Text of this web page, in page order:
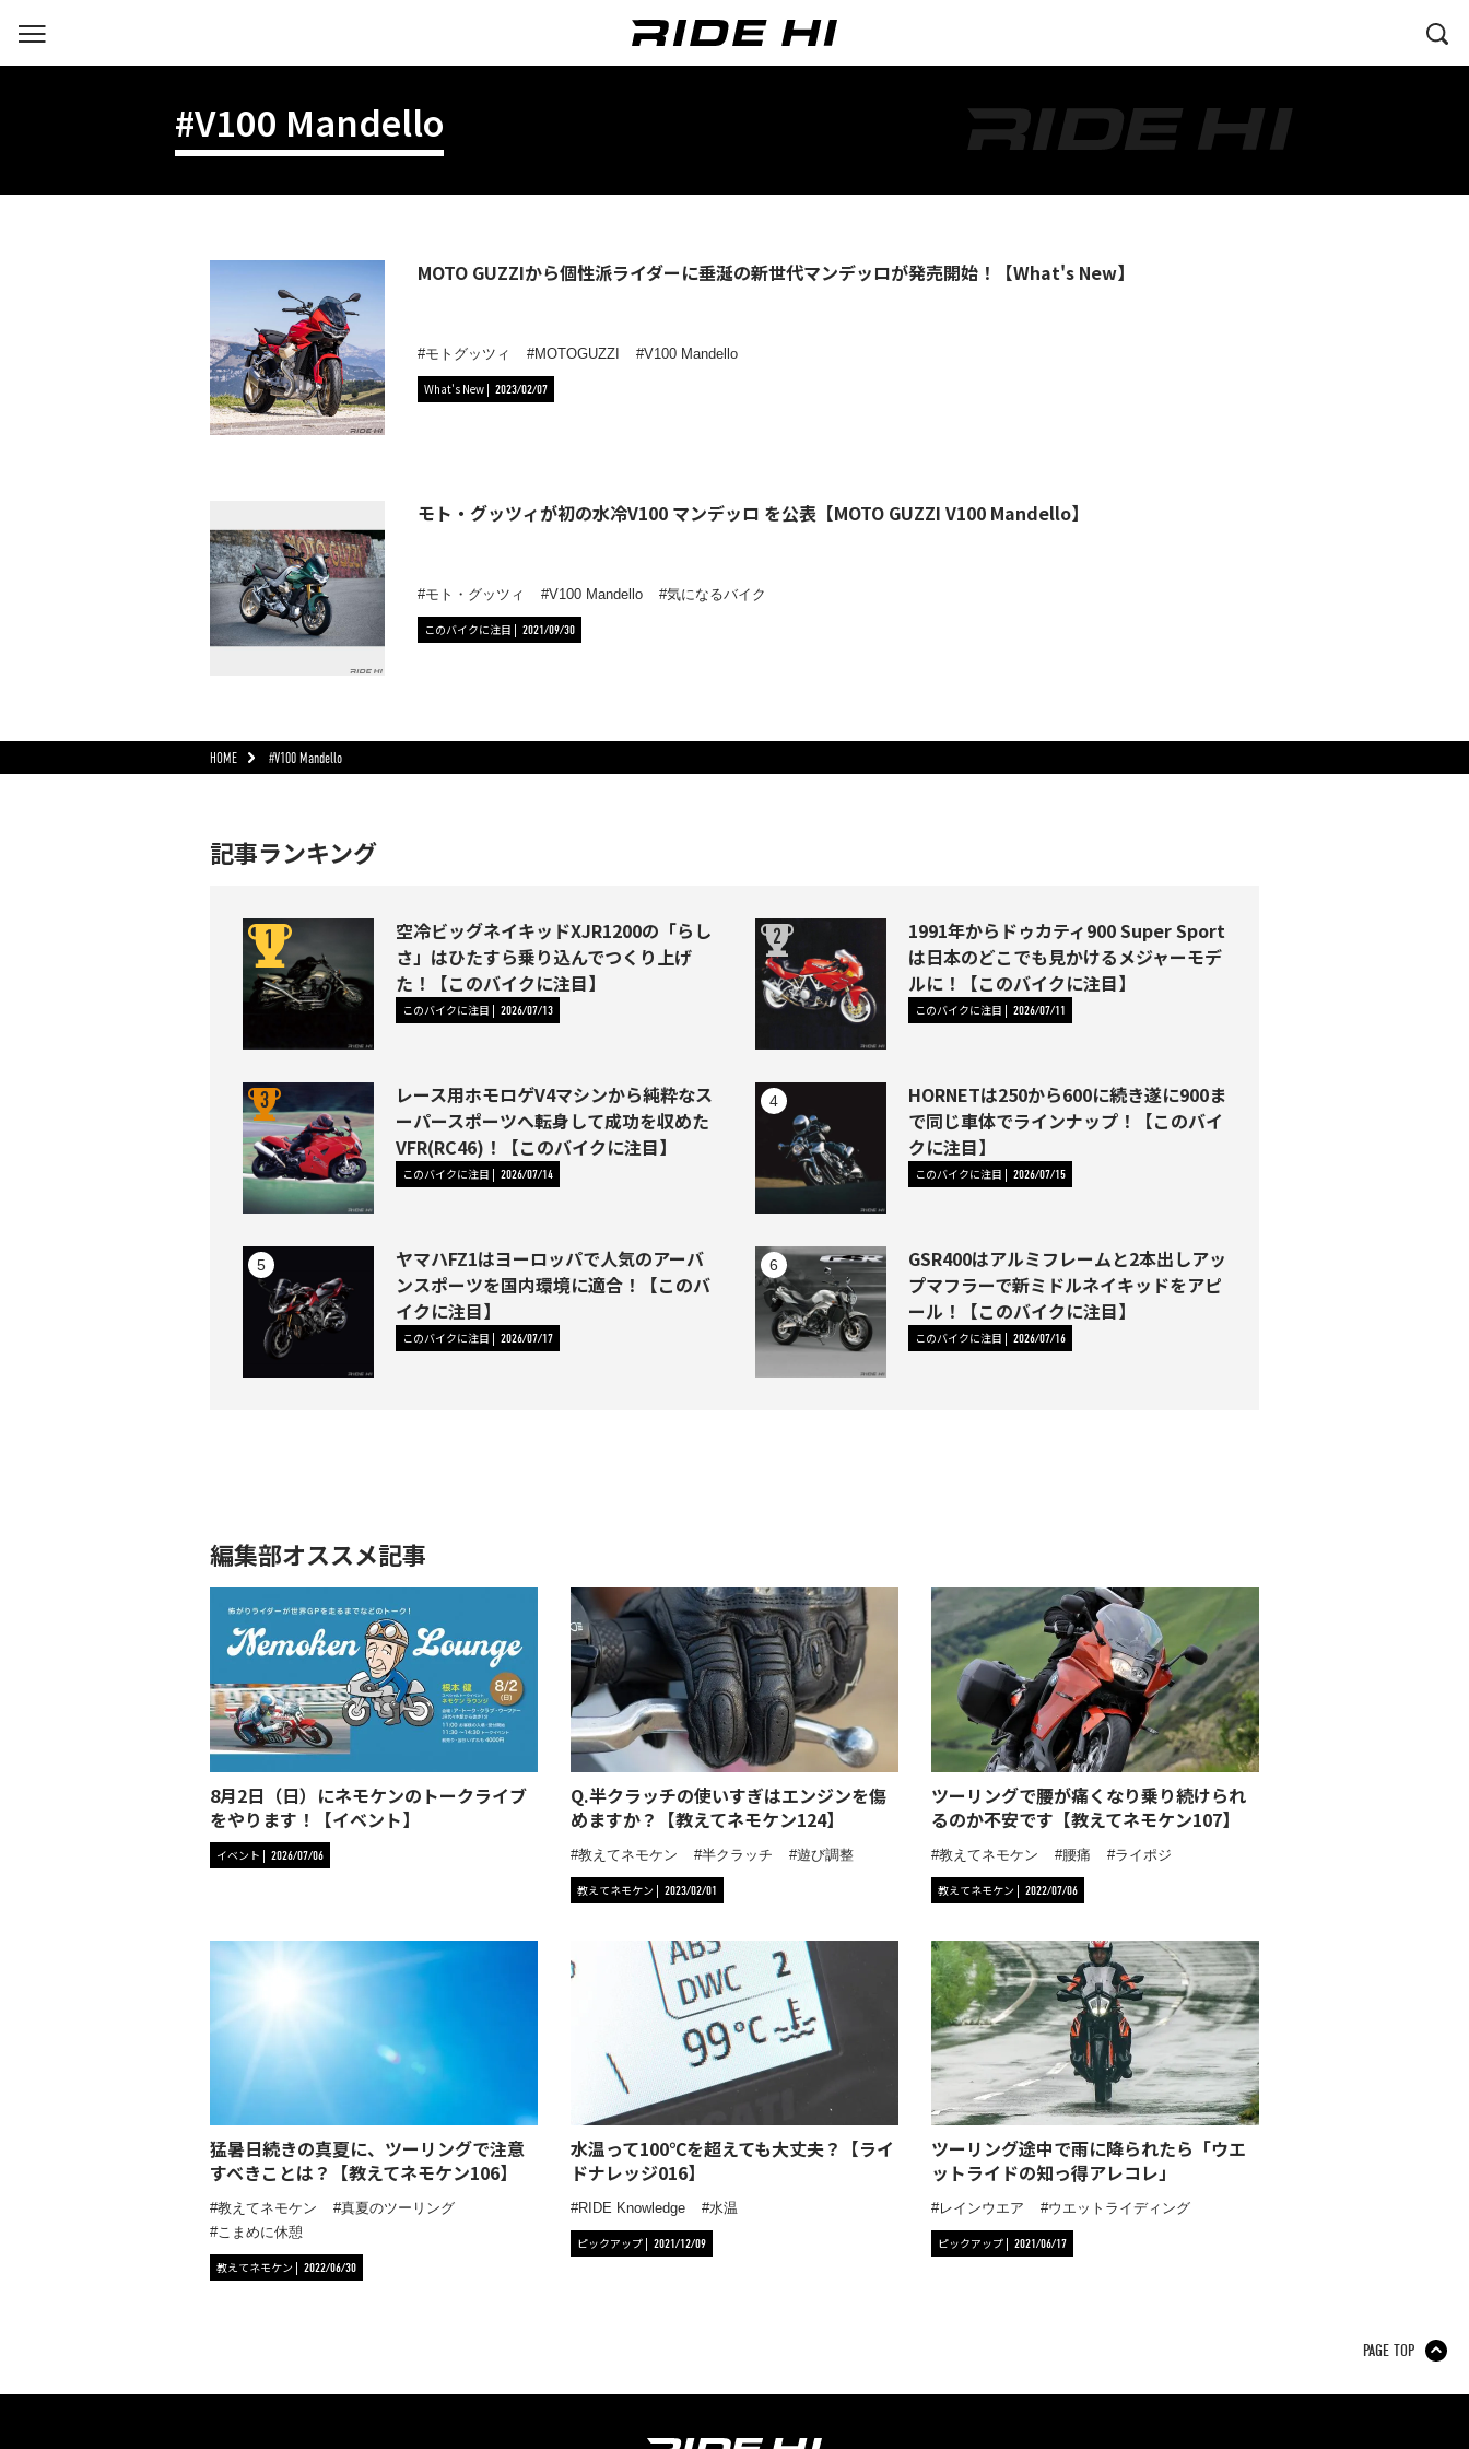
#V100 Mandello
MOTO GUZZIから個性派ライダーに垂涎の新世代マンデッロが発売開始！【What's New】
モトグッツィ MOTOGUZZI V100 Mandello
What's New 2023/02/07
モト・グッツィが初の水冷V100 マンデッロ を公表【MOTO GUZZI V100 Mandello】
モト・グッツィ V100 Mandello 気になるバイク
このバイクに注目 2021/09/30
HOME #V100 Mandello
記事ランキング
空冷ビッグネイキッドXJR1200の「らし
さ」はひたすら乗り込んでつくり上げ
た！【このバイクに注目】
このバイクに注目 2026/07/13
1991年からドゥカティ900 Super Sport
は日本のどこでも見かけるメジャーモデ
ルに！【このバイクに注目】
このバイクに注目 2026/07/11
レース用ホモロゲV4マシンから純粋なス
ーパースポーツへ転身して成功を収めた
VFR(RC46)！【このバイクに注目】
このバイクに注目 2026/07/14
HORNETは250から600に続き遂に900ま
で同じ車体でラインナップ！【このバイ
クに注目】
このバイクに注目 2026/07/15
ヤマハFZ1はヨーロッパで人気のアーバ
ンスポーツを国内環境に適合！【このバ
イクに注目】
このバイクに注目 2026/07/17
GSR400はアルミフレームと2本出しアッ
プマフラーで新ミドルネイキッドをアピ
ール！【このバイクに注目】
このバイクに注目 2026/07/16
編集部オススメ記事
8月2日（日）にネモケンのトークライブ
をやります！【イベント】
イベント 2026/07/06
Q.半クラッチの使いすぎはエンジンを傷
めますか？【教えてネモケン124】
教えてネモケン 半クラッチ 遊び調整
教えてネモケン 2023/02/01
ツーリングで腰が痛くなり乗り続けられ
るのか不安です【教えてネモケン107】
教えてネモケン 腰痛 ライポジ
教えてネモケン 2022/07/06
猛暑日続きの真夏に、ツーリングで注意
すべきことは？【教えてネモケン106】
教えてネモケン
真夏のツーリング
こまめに休憩
教えてネモケン 2022/06/30
水温って100℃を超えても大丈夫？【ライ
ドナレッジ016】
RIDE Knowledge 水温
ピックアップ 2021/12/09
ツーリング途中で雨に降られたら「ウエ
ットライドの知っ得アレコレ」
レインウエア ウエットライディング
ピックアップ 2021/06/17
PAGE TOP